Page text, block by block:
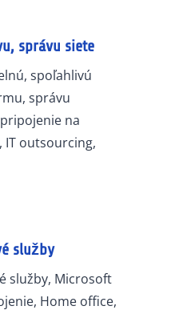
správu siete
spoľahlivú
správu
na
outsourcing,
služby
služby, Microsoft
Home office,